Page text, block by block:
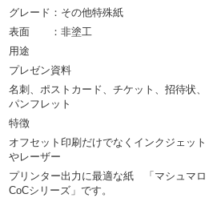
グレード：その他特殊紙
表面 ：非塗工
用途
プレゼン資料
名刺、ポストカード、チケット、招待状、
パンフレット
特徴
オフセット印刷だけでなくインクジェット
やレーザー
プリンター出力に最適な紙 「マシュマロ
CoCシリーズ」です。